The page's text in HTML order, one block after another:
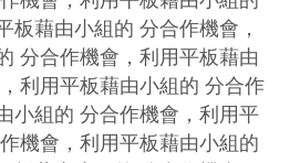
板藉由小組的 分合作機會，
分合作機會，利用平板藉由
利用平板藉由小組的 分合作
小組的 分合作機會，利用平
機會，利用平板藉由小組的